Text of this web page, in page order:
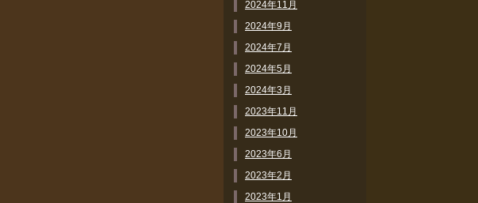
2024年11月
2024年9月
2024年7月
2024年5月
2024年3月
2023年11月
2023年10月
2023年6月
2023年2月
2023年1月